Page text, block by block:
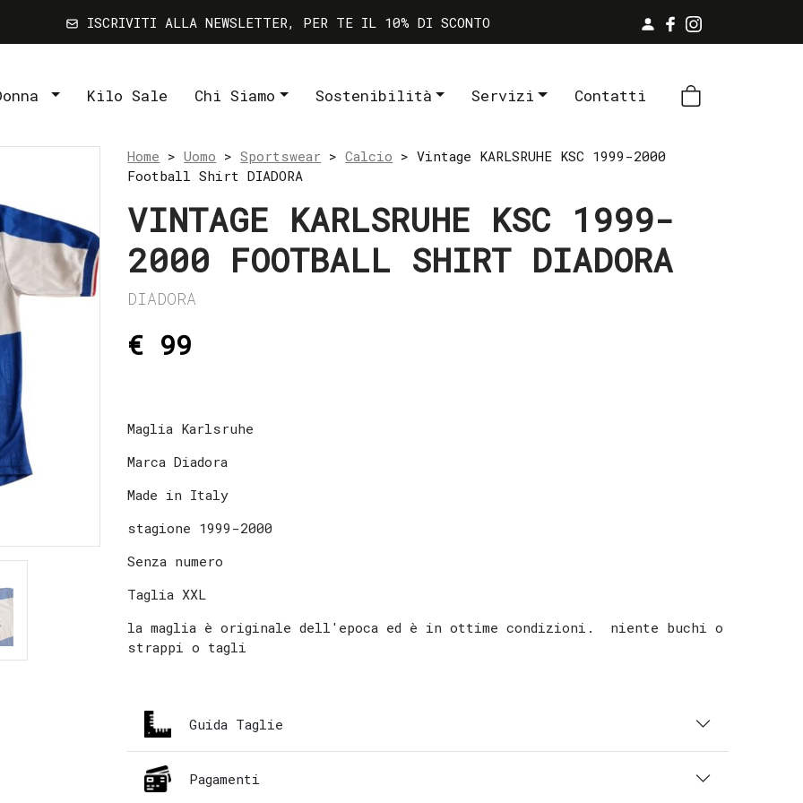
ISCRIVITI ALLA NEWSLETTER, PER TE IL 10% DI SCONTO
Kilo Sale Chi Siamo Sostenibilità Servizi Contatti
Home >Uomo >Sportswear >Calcio > Vintage KARLSRUHE KSC 1999-2000
Football Shirt DIADORA
VINTAGE KARLSRUHE KSC 1999-
2000 FOOTBALL SHIRT DIADORA
DIADORA
€ 99
Maglia Karlsruhe
Marca Diadora
Made in Italy
stagione 1999-2000
Senza numero
Taglia XXL
la maglia è originale dell'epoca ed è in ottime condizioni. niente buchi o
strappi o tagli
Guida Taglie
Pagamenti